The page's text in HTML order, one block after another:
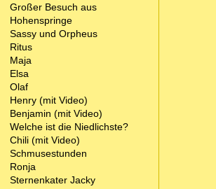
Großer Besuch aus
Hohenspringe
Sassy und Orpheus
Ritus
Maja
Elsa
Olaf
Henry (mit Video)
Benjamin (mit Video)
Welche ist die Niedlichste?
Chili (mit Video)
Schmusestunden
Ronja
Sternenkater Jacky